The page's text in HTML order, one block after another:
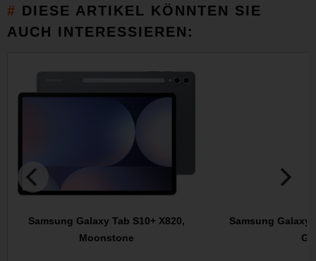
DIESE ARTIKEL KÖNNTEN SIE
AUCH INTERESSIEREN:
Samsung Galaxy Tab S10+ X820,
Moonstone
Samsung Galaxy